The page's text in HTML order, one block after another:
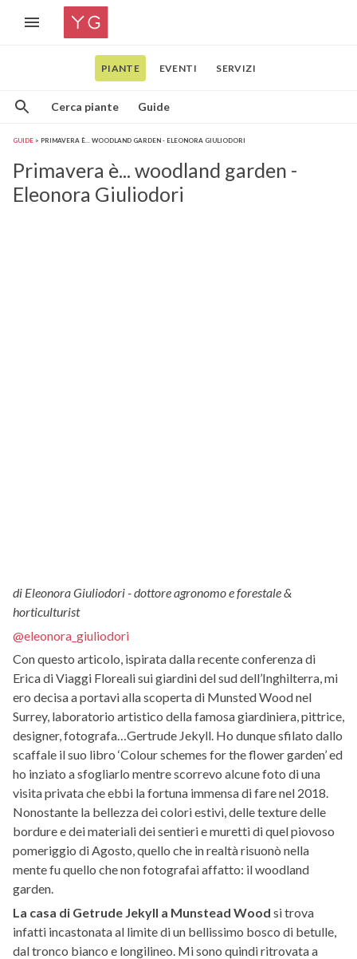
PIANTE EVENTI SERVIZI
Cerca piante Guide
GUIDE PRIMAVERA È... WOODLAND GARDEN - ELEONORA GIULIODORI
Primavera è... woodland garden -
Eleonora Giuliodori
di Eleonora Giuliodori - dottore agronomo e forestale &
horticulturist
@eleonora_giuliodori
Con questo articolo, ispirata dalla recente conferenza di
Erica di Viaggi Floreali sui giardini del sud dell’Inghilterra, mi
ero decisa a portavi alla scoperta di Munsted Wood nel
Surrey, laboratorio artistico della famosa giardiniera, pittrice,
designer, fotografa…Gertrude Jekyll. Ho dunque sfilato dallo
scaffale il suo libro ‘Colour schemes for the flower garden’ ed
ho inziato a sfogliarlo mentre scorrevo alcune foto di una
visita privata che ebbi la fortuna immensa di fare nel 2018.
Nonostante la bellezza dei colori estivi, delle texture delle
bordure e dei materiali dei sentieri e muretti di quel piovoso
pomeriggio di Agosto, quello che in realtà risuonò nella
mente fu quello che non fotografai affatto: il woodland
garden.
La casa di Getrude Jekyll a Munstead Wood si trova
infatti incastonata al limite di un bellissimo bosco di betulle,
dal tronco bianco e longilineo. Mi sono quindi ritrovata a